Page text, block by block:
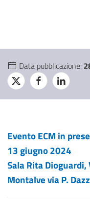
Data pubblicazione:
Evento ECM in
13 giugno 2024
Sala Rita
Montalve via P.